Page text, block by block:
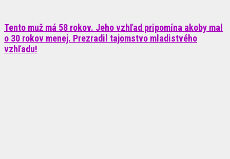
Tento muž má 58 rokov. Jeho vzhľad pripomína akoby mal
o 30 rokov menej. Prezradil tajomstvo mladistvého
vzhľadu!